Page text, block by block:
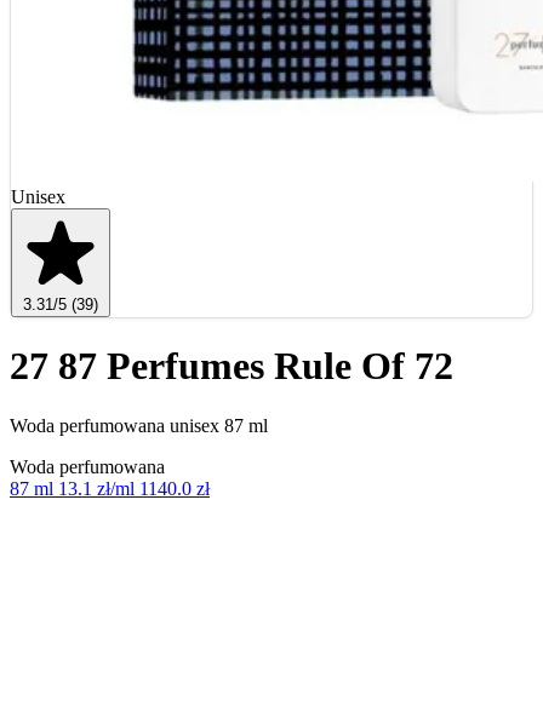
Unisex
3.31/5 (39)
27 87 Perfumes Rule Of 72
Woda perfumowana unisex 87 ml
Woda perfumowana
87 ml 13.1 zł/ml 1140.0 zł